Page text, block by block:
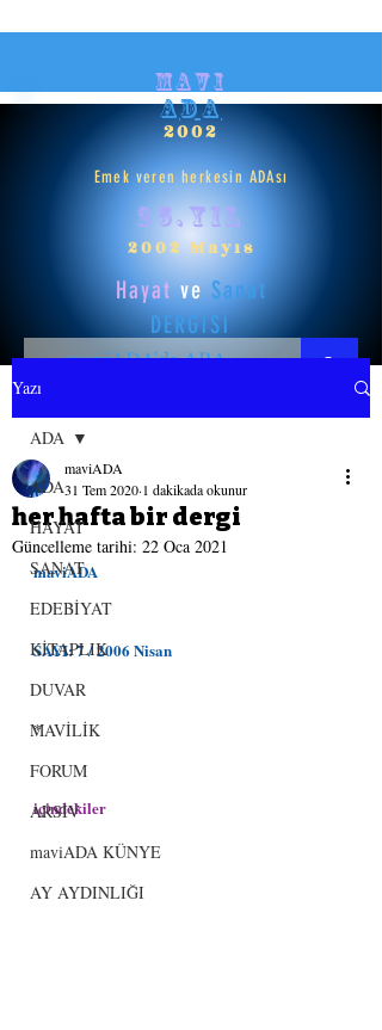
mavi
ADA
2002
Emek veren herkesin ADAsı
25.yıl
2002 Mayıs
HayatveSanat
DERGİSİ
GİRİŞ YAP
Yazı
ADA
HAYAT
SANAT
EDEBİYAT
KİTAPLIK
DUVAR
MAVİLİK
FORUM
ARSİV
maviADA KÜNYE
AY AYDINLIĞI
ADA
her hafta bir dergi
maviADA
31 Tem 2020 1 dakikada okunur
Güncelleme tarihi: 22 Oca 2021
maviADA
SAYI: 7 / 2006 Nisan
*
içindekiler